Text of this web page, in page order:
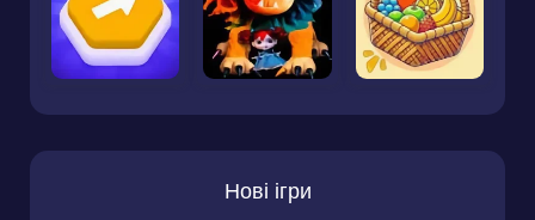
Нові ігри